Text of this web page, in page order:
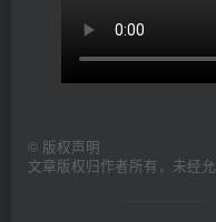
© 版权声明
文章版权归作者所有，未经允